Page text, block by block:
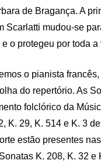
de Bragança. A
mudou-se
o protegeu por toda a
o pianista
do repertório. As
folclórico da
K. 29, K. 514 e K. 3
estão presentes
K. 208, K. 32 e